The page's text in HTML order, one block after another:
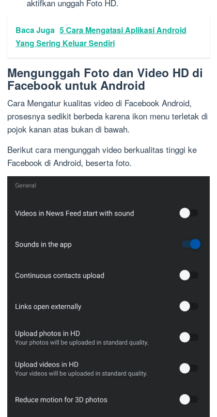
aktifkan unggah Foto HD.
Baca Juga 5 Cara Mengatasi Aplikasi Android
Yang Sering Keluar Sendiri
Mengunggah Foto dan Video HD di
Facebook untuk Android
Cara Mengatur kualitas video di Facebook Android,
prosesnya sedikit berbeda karena ikon menu terletak di
pojok kanan atas bukan di bawah.
Berikut cara mengunggah video berkualitas tinggi ke
Facebook di Android, beserta foto.